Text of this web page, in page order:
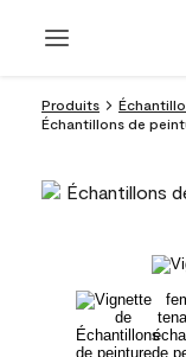
Produits
Échantillons de